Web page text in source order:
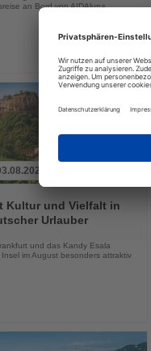
an Bord von AIDAluna
Kultur und Vielfalt in
Urlauber
und das Kandy Esala
im August besonders attraktiv